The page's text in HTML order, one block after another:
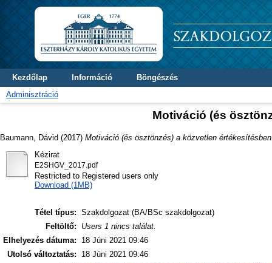
Kezdőlap Információ
Böngészés
Adminisztráció
Motiváció (és
Baumann, Dávid (2017) Motiváció (és ösztönzés) a közvetlen
Kézirat
E2SHGV_2017.pdf
Restricted to Registered users only
Download (1MB)
Tétel típus: Szakdolgozat (BA/BSc szakdolgozat)
Feltöltő:
Users 1 nincs találat.
Elhelyezés dátuma:
18 Júni 2021 09:46
Utolsó változtatás:
18 Júni 2021 09:46